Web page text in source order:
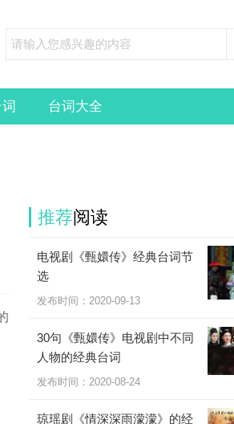
台词大全
推荐阅读
电视剧《甄嬛传》经典台词节
选
发布时间： 2020-09-13
30句《甄嬛传》电视剧中不同
人物的经典台词
发布时间： 2020-08-24
琼瑶剧《情深深雨濛濛》的经